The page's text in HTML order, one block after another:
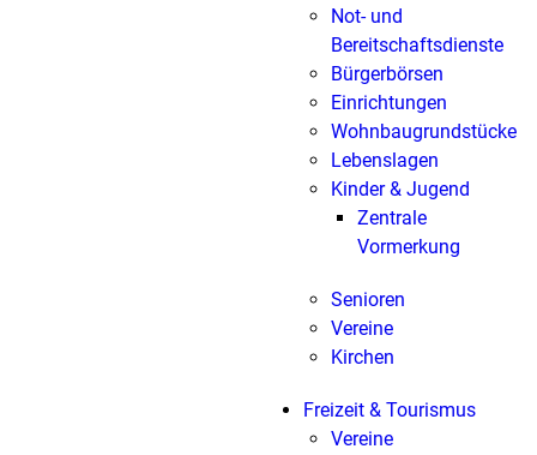
Not- und
Bereitschaftsdienste
Bürgerbörsen
Einrichtungen
Wohnbaugrundstücke
Lebenslagen
Kinder & Jugend
Zentrale
Vormerkung
Senioren
Vereine
Kirchen
Freizeit & Tourismus
Vereine